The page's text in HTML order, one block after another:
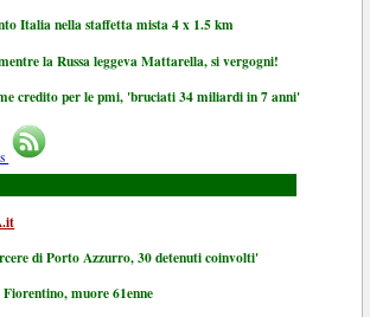
Italia nella staffetta mista 4 x 1.5 km
la Russa leggeva Mattarella, si vergogni!
credito per le pmi, 'bruciati 34 miliardi in 7 anni'
di Porto Azzurro, 30 detenuti coinvolti'
muore 61enne